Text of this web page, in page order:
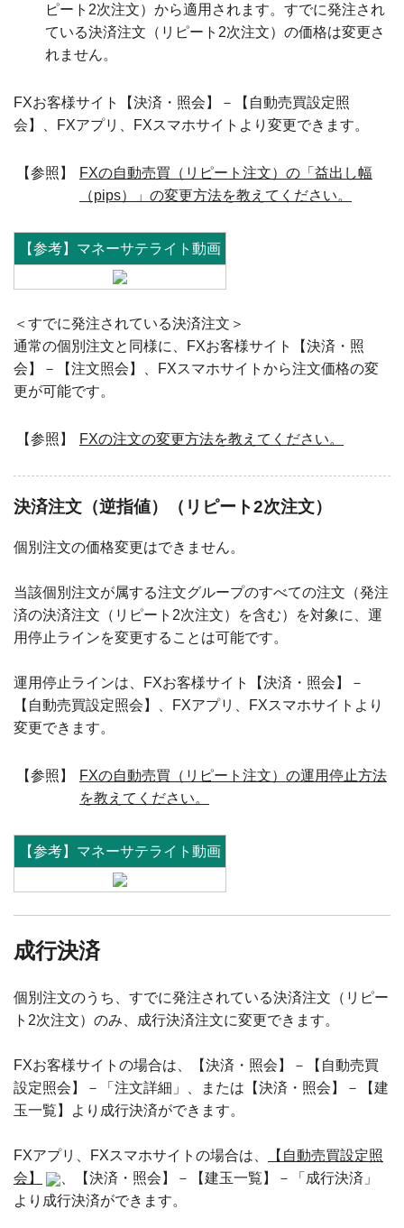
ピート2次注文）から適用されます。すでに発注され
ている決済注文（リピート2次注文）の価格は変更さ
れません。
FXお客様サイト【決済・照会】－【自動売買設定照
会】、FXアプリ、FXスマホサイトより変更できます。
【参照】
FXの自動売買（リピート注文）の「益出し幅
（pips）」の変更方法を教えてください。
【参考】マネーサテライト動画
＜すでに発注されている決済注文＞
通常の個別注文と同様に、FXお客様サイト【決済・照
会】－【注文照会】、FXスマホサイトから注文価格の変
更が可能です。
【参照】 FXの注文の変更方法を教えてください。
決済注文（逆指値）（リピート2次注文）
個別注文の価格変更はできません。
当該個別注文が属する注文グループのすべての注文（発注
済の決済注文（リピート2次注文）を含む）を対象に、運
用停止ラインを変更することは可能です。
運用停止ラインは、FXお客様サイト【決済・照会】－
【自動売買設定照会】、FXアプリ、FXスマホサイトより
変更できます。
【参照】
FXの自動売買（リピート注文）の運用停止方法
を教えてください。
【参考】マネーサテライト動画
成行決済
個別注文のうち、すでに発注されている決済注文（リピー
ト2次注文）のみ、成行決済注文に変更できます。
FXお客様サイトの場合は、【決済・照会】－【自動売買
設定照会】－「注文詳細」、または【決済・照会】－【建
玉一覧】より成行決済ができます。
FXアプリ、FXスマホサイトの場合は、
【自動売買設定照
会】
、【決済・照会】－【建玉一覧】－「成行決済」
より成行決済ができます。